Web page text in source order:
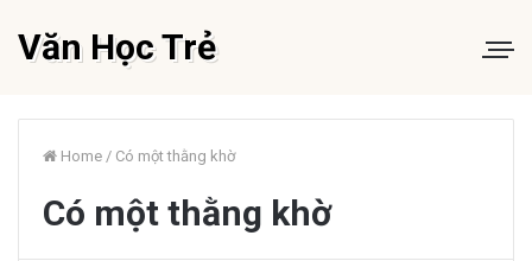
Văn Học Trẻ
Home / Có một thằng khờ
Có một thằng khờ